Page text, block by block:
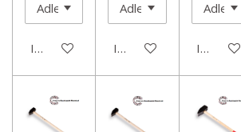
In winkelwagen In winkelwagen In